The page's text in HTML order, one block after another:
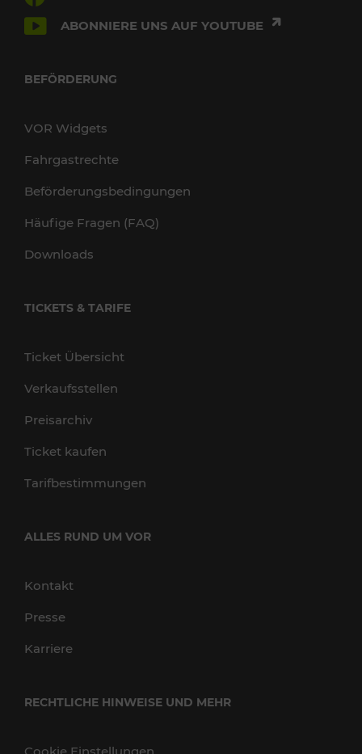
ABONNIERE UNS AUF YOUTUBE
BEFÖRDERUNG
VOR Widgets
Fahrgastrechte
Beförderungsbedingungen
Häufige Fragen (FAQ)
Downloads
TICKETS & TARIFE
Ticket Übersicht
Verkaufsstellen
Preisarchiv
Ticket kaufen
Tarifbestimmungen
ALLES RUND UM VOR
Kontakt
Presse
Karriere
RECHTLICHE HINWEISE UND MEHR